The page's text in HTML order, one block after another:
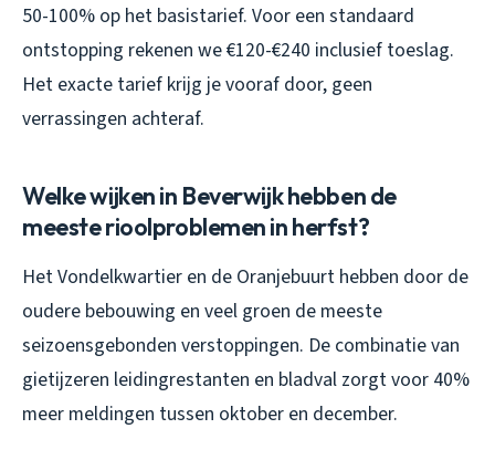
50-100% op het basistarief. Voor een standaard
ontstopping rekenen we €120-€240 inclusief toeslag.
Het exacte tarief krijg je vooraf door, geen
verrassingen achteraf.
Welke wijken in Beverwijk hebben de
meeste rioolproblemen in herfst?
Het Vondelkwartier en de Oranjebuurt hebben door de
oudere bebouwing en veel groen de meeste
seizoensgebonden verstoppingen. De combinatie van
gietijzeren leidingrestanten en bladval zorgt voor 40%
meer meldingen tussen oktober en december.